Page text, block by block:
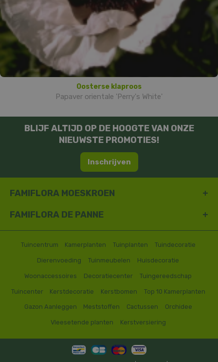
Oosterse klaproos
Papaver orientale 'Perry's White'
BLIJF ALTIJD OP DE HOOGTE VAN ONZE
NIEUWSTE PROMOTIES!
Inschrijven
FAMIFLORA MOESKROEN
FAMIFLORA DE PANNE
Tuincentrum Kamerplanten Tuinplanten Tuindecoratie
Dierenvoeding Tuinmeubelen Huisdecoratie
Woonaccessoires Decoratiecenter Tuingereedschap
Tuincenter Kerstdecoratie Kerstbomen Top 10 Kamerplanten
Gazon Aanleggen Meststoffen Cactussen Orchidee
Vleesetende planten Kerstversiering